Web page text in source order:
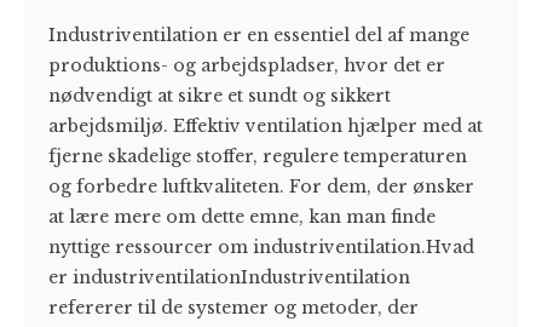
Industriventilation er en essentiel del af mange
produktions- og arbejdspladser, hvor det er
nødvendigt at sikre et sundt og sikkert
arbejdsmiljø. Effektiv ventilation hjælper med at
fjerne skadelige stoffer, regulere temperaturen
og forbedre luftkvaliteten. For dem, der ønsker
at lære mere om dette emne, kan man finde
nyttige ressourcer om industriventilation.Hvad
er industriventilationIndustriventilation
refererer til de systemer og metoder, der